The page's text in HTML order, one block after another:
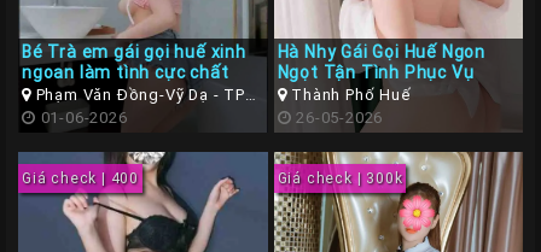
Sài
Gòn
Gái
Gọi
Đà
Nẵng
Bé Trà em gái gọi huế xinh
ngoan làm tình cực chất
Phạm Văn Đồng-Vỹ Dạ - TP
Huế ( Thừa Thiên Huế )
01-06-2026
Hà Nhy Gái Gọi Huế Ngon
Ngọt Tận Tình Phục Vụ
Thành Phố Huế
26-05-2026
Giá check | 400 Giá check | 300k